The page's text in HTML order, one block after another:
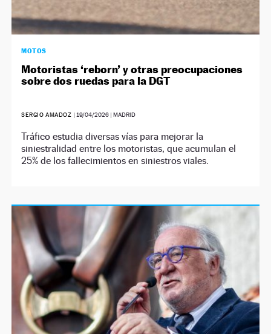
MOTOS
Motoristas ‘reborn’ y otras preocupaciones
sobre dos ruedas para la DGT
SERGIO AMADOZ |19/04/2026 | MADRID
Tráfico estudia diversas vías para mejorar la
siniestralidad entre los motoristas, que acumulan el
25% de los fallecimientos en siniestros viales.